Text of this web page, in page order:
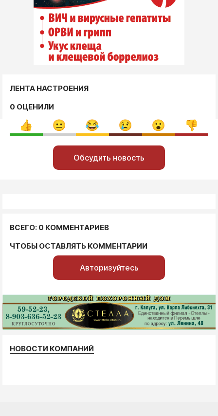
ЛЕНТА НАСТРОЕНИЯ
0 ОЦЕНИЛИ
Обсудить новость
ВСЕГО: 0 КОММЕНТАРИЕВ
ЧТОБЫ ОСТАВЛЯТЬ КОММЕНТАРИИ
Авторизуйтесь
НОВОСТИ КОМПАНИЙ